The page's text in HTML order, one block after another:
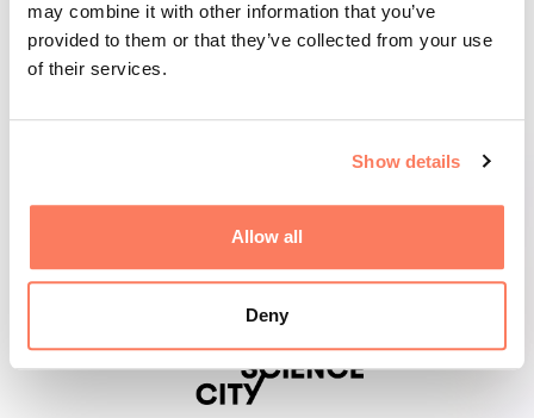
may combine it with other information that you’ve
provided to them or that they’ve collected from your use
of their services.
Show details
Allow all
Deny